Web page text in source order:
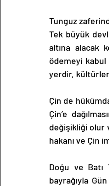
Tunguz
Tek büyük
altına alacak
ödemeyi kabul
yerdir, kültürler
Çin de
Çin’e
değişikliği olur
hakanı ve Çin
Doğu ve Batı
bayrağıyla